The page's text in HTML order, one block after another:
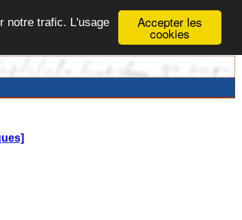
Accepter les
cookies
notre trafic. L'usage